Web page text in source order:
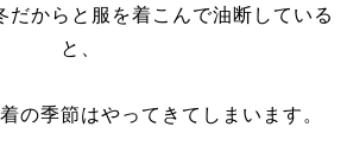
だからと服を着こんで油断している
と、
の季節はやってきてしまいます。